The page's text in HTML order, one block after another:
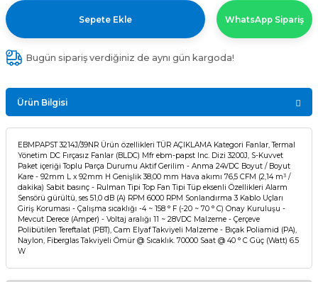
Sepete Ekle WhatsApp Sipariş
Bugün sipariş verdiğiniz de aynı gün kargoda!
Ürün Bilgisi
EBMPAPST 3214J/39NR Ürün özellikleri TÜR AÇIKLAMA Kategori Fanlar, Termal
Yönetim DC Fırçasız Fanlar (BLDC) Mfr ebm-papst Inc. Dizi 3200J, S-Kuvvet
Paket içeriği Toplu Parça Durumu Aktif Gerilim - Anma 24VDC Boyut / Boyut
Kare - 92mm L x 92mm H Genişlik 38,00 mm Hava akımı 76,5 CFM (2,14 m³ /
dakika) Sabit basınç - Rulman Tipi Top Fan Tipi Tüp eksenli Özellikleri Alarm
Sensörü gürültü, ses 51,0 dB (A) RPM 6000 RPM Sonlandırma 3 Kablo Uçları
Giriş Koruması - Çalışma sıcaklığı -4 ~ 158 ° F (-20 ~ 70 ° C) Onay Kuruluşu -
Mevcut Derece (Amper) - Voltaj aralığı 11 ~ 28VDC Malzeme - Çerçeve
Polibütilen Tereftalat (PBT), Cam Elyaf Takviyeli Malzeme - Bıçak Poliamid (PA),
Naylon, Fiberglas Takviyeli Ömür @ Sıcaklık. 70000 Saat @ 40 ° C Güç (Watt) 6.5
W